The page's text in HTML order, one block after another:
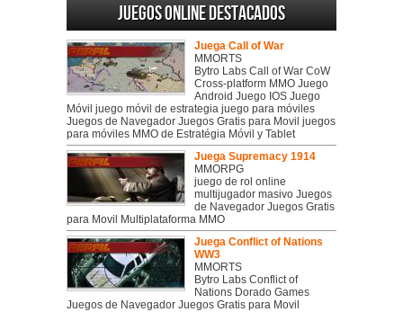
Juegos online destacados
Juega Call of War
MMORTS
Bytro Labs Call of War CoW
Cross-platform MMO Juego
Android Juego IOS Juego
Móvil juego móvil de estrategia juego para móviles
Juegos de Navegador Juegos Gratis para Movil juegos
para móviles MMO de Estratégia Móvil y Tablet
Juega Supremacy 1914
MMORPG
juego de rol online
multijugador masivo Juegos
de Navegador Juegos Gratis
para Movil Multiplataforma MMO
Juega Conflict of Nations
WW3
MMORTS
Bytro Labs Conflict of
Nations Dorado Games
Juegos de Navegador Juegos Gratis para Movil